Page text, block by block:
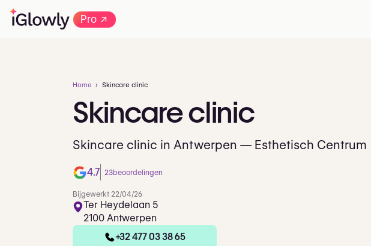
Pro→
Home Skincare clinic
Skincareclinic
Skincare clinic in Antwerpen — Esthetisch Centrum
4.7 23beoordelingen
Bijgewerkt 22/04/26
Ter Heydelaan 5
2100 Antwerpen
+32 477 03 38 65